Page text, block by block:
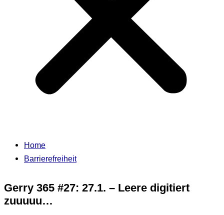
Home
Barrierefreiheit
Gerry 365 #27: 27.1. – Leere digitiert
zuuuuu…